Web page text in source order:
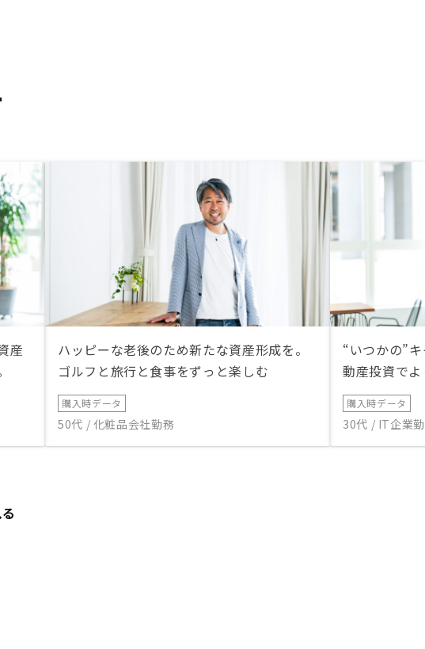
産
ハッピーな老後のため新たな資産形成を。
ゴルフと旅行と食事をずっと楽しむ
購入時データ
50代 / 化粧品会社勤務
“いつかの”
動産投資で
購入時データ
30代 / IT企業